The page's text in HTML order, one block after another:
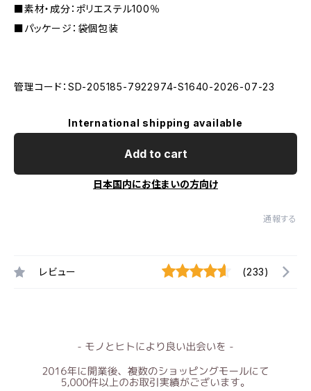
■素材・成分：ポリエステル100％
■パッケージ：袋個包装
管理コード：SD-205185-7922974-S1640-2026-07-23
International shipping available
Add to cart
日本国内にお住まいの方向け
通報する
レビュー (233)